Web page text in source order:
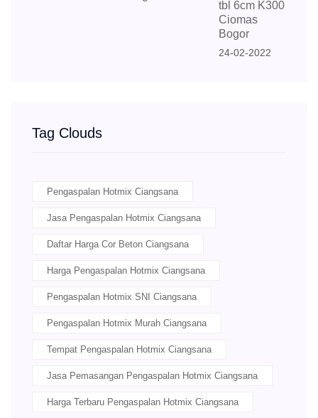
tbl 6cm K300
Ciomas
Bogor
24-02-2022
Tag Clouds
Pengaspalan Hotmix Ciangsana
Jasa Pengaspalan Hotmix Ciangsana
Daftar Harga Cor Beton Ciangsana
Harga Pengaspalan Hotmix Ciangsana
Pengaspalan Hotmix SNI Ciangsana
Pengaspalan Hotmix Murah Ciangsana
Tempat Pengaspalan Hotmix Ciangsana
Jasa Pemasangan Pengaspalan Hotmix Ciangsana
Harga Terbaru Pengaspalan Hotmix Ciangsana